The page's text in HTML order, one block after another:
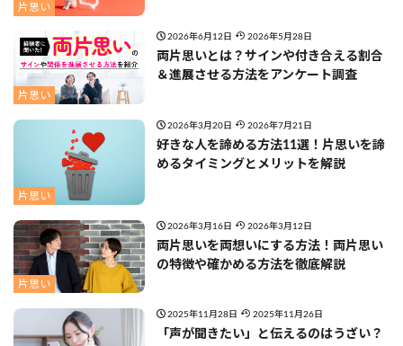
片思い
片思い
2026年6月12日 2026年5月28日
両片思いとは？サインや付き合える割合
＆進展させる方法をアンケート調査
片思い
2026年3月20日 2026年7月21日
好きな人を諦める方法11選！片思いを諦
めるタイミングとメリットを解説
片思い
2026年3月16日 2026年3月12日
両片思いを両想いにする方法！両片思い
の特徴や確かめる方法を徹底解説
2025年11月28日 2025年11月26日
「声が聞きたい」と伝えるのはうざい？